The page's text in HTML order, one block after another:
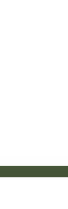
Tune